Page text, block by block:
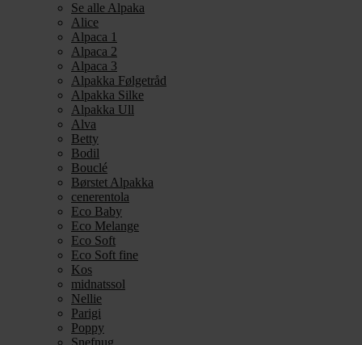
Se alle Alpaka
Alice
Alpaca 1
Alpaca 2
Alpaca 3
Alpakka Følgetråd
Alpakka Silke
Alpakka Ull
Alva
Betty
Bodil
Bouclé
Børstet Alpakka
cenerentola
Eco Baby
Eco Melange
Eco Soft
Eco Soft fine
Kos
midnatssol
Nellie
Parigi
Poppy
Snefnug